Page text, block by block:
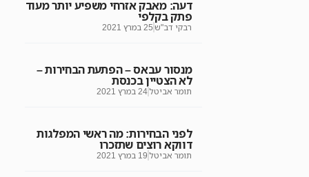
דעה: מאבק אזרחי משפיע יותר מעוד
פתק בקלפי
רבקי דב"ש 25 במרץ 2021
מנסור עבאס – הפתעת הבחירות –
לא הצטיין בכנסת
תומר אביטל24 במרץ 2021
לפני הבחירות: מה ראשי המפלגות
דווקא רוצים שתזכרו
תומר אביטל 19 במרץ 2021